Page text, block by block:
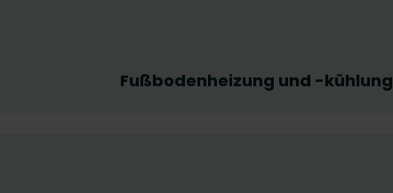
Fußbodenheizung und -kühlung